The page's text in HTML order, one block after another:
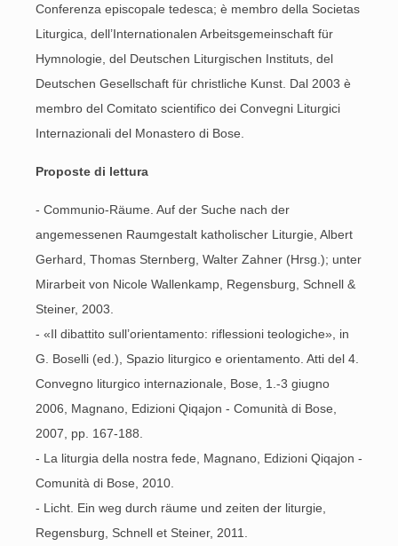
Conferenza episcopale tedesca; è membro della Societas
Liturgica, dell’Internationalen Arbeitsgemeinschaft für
Hymnologie, del Deutschen Liturgischen Instituts, del
Deutschen Gesellschaft für christliche Kunst. Dal 2003 è
membro del Comitato scientifico dei Convegni Liturgici
Internazionali del Monastero di Bose.
Proposte di lettura
- Communio-Räume. Auf der Suche nach der
angemessenen Raumgestalt katholischer Liturgie, Albert
Gerhard, Thomas Sternberg, Walter Zahner (Hrsg.); unter
Mirarbeit von Nicole Wallenkamp, Regensburg, Schnell &
Steiner, 2003.
- «Il dibattito sull’orientamento: riflessioni teologiche», in
G. Boselli (ed.), Spazio liturgico e orientamento. Atti del 4.
Convegno liturgico internazionale, Bose, 1.-3 giugno
2006, Magnano, Edizioni Qiqajon - Comunità di Bose,
2007, pp. 167-188.
- La liturgia della nostra fede, Magnano, Edizioni Qiqajon -
Comunità di Bose, 2010.
- Licht. Ein weg durch räume und zeiten der liturgie,
Regensburg, Schnell et Steiner, 2011.